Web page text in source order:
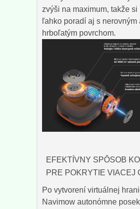
zvýši na maximum, takže
ľahko poradí aj s nerovným
hrboľatým povrchom.
EFEKTÍVNY SPÔSOB
PRE POKRYTIE VIACEJ
Po vytvorení virtuálnej
Navimow autonómne